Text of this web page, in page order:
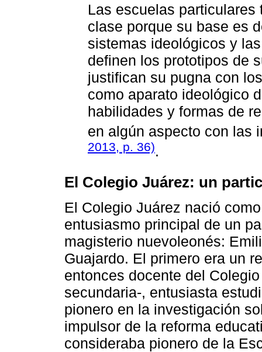
Las escuelas
clase porque su base es
sistemas ideológicos y
definen los prototipos de
justifican su pugna con
como aparato ideológico
habilidades y formas de
en algún aspecto con las
2013, p. 36).
El Colegio Juárez: un
El Colegio Juárez nació
entusiasmo principal de un
magisterio nuevoleonés:
Guajardo. El primero era un
entonces docente del
secundaria-, entusiasta
pionero en la investigación
impulsor de la reforma
consideraba pionero de la